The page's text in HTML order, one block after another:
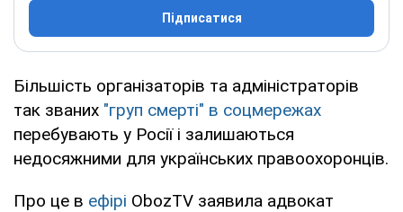
Підписатися
Більшість організаторів та адміністраторів
так званих "груп смерті" в соцмережах
перебувають у Росії і залишаються
недосяжними для українських правоохоронців.
Про це в ефірі ObozTV заявила адвокат